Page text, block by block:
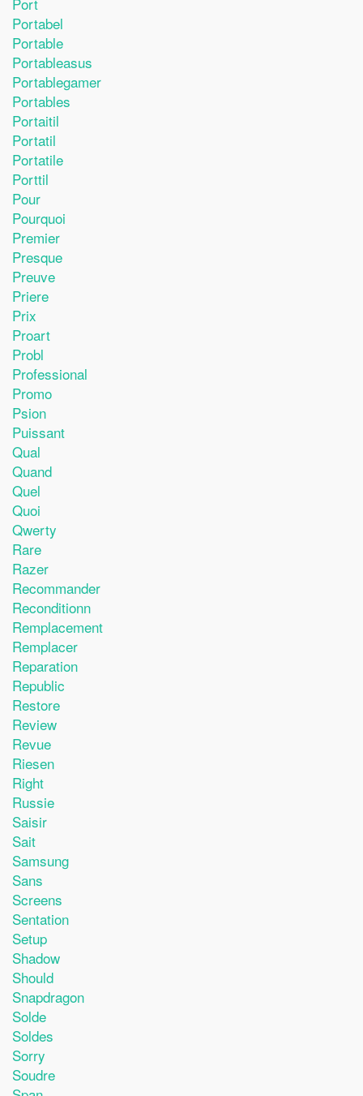
Portabel
Portable
Portableasus
Portablegamer
Portables
Portaitil
Portatil
Portatile
Porttil
Pour
Pourquoi
Premier
Presque
Preuve
Priere
Prix
Proart
Probl
Professional
Promo
Psion
Puissant
Qual
Quand
Quel
Quoi
Qwerty
Rare
Razer
Recommander
Reconditionn
Remplacement
Remplacer
Reparation
Republic
Restore
Review
Revue
Riesen
Right
Russie
Saisir
Sait
Samsung
Sans
Screens
Sentation
Setup
Shadow
Should
Snapdragon
Solde
Soldes
Sorry
Soudre